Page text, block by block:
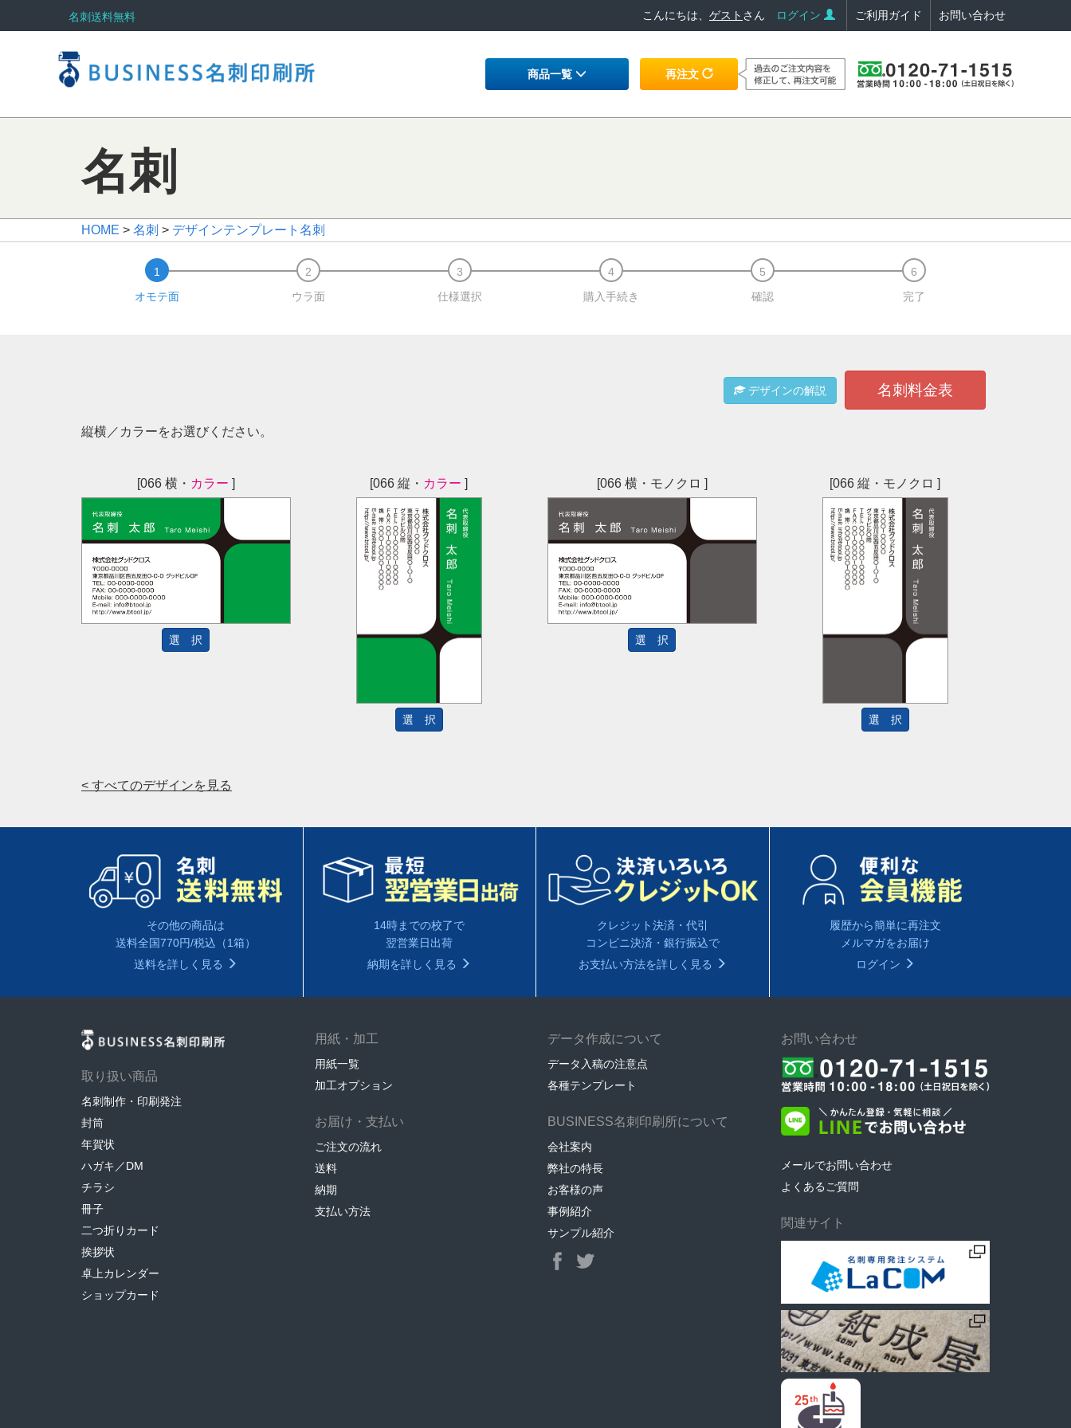
名刺送料無料 こんにちは、 ゲスト さん ログイン ご利用ガイド お問い合わせ
商品一覧 再注文
名刺
HOME > 名刺 > デザインテンプレート名刺
オモテ面 ウラ面 仕様選択 購入手続き 確認 完了
デザインの解説 名刺料金表
縦横／カラーをお選びください。
[066 横・ カラー ]
選 択
[066 縦・ カラー ]
選 択
[066 横・モノクロ ]
選 択
[066 縦・モノクロ ]
選 択
< すべてのデザインを見る
その他の商品は
送料全国770円/税込（1箱）
送料を詳しく見る
14時までの校了で
翌営業日出荷
納期を詳しく見る
クレジット決済・代引
コンビニ決済・銀行振込で
お支払い方法を詳しく見る
履歴から簡単に再注文
メルマガをお届け
ログイン
取り扱い商品
名刺制作・印刷発注
封筒
年賀状
ハガキ／DM
チラシ
冊子
二つ折りカード
挨拶状
卓上カレンダー
ショップカード
用紙・加工
用紙一覧
加工オプション
お届け・支払い
ご注文の流れ
送料
納期
支払い方法
データ作成について
データ入稿の注意点
各種テンプレート
BUSINESS名刺印刷所について
会社案内
弊社の特長
お客様の声
事例紹介
サンプル紹介
お問い合わせ
メールでお問い合わせ
よくあるご質問
関連サイト